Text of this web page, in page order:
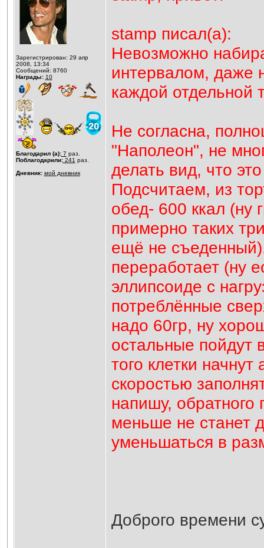
Зарегистрирован: 29 апр
2008, 13:34
Сообщений: 8760
Награды: 10
Благодарил (а):7 раз.
Поблагодарили:241 раз.
Дневник: мой дневник
stamp писал(а):
Невозможно
интервалом, даже
каждой отдельной
Не согласна,
"Наполеон", не
делать вид, что
Подсчитаем, из
обед- 600 ккал (ну
примерно таких
ещё не
переработает (ну
эллипсоиде с
потреблённые
надо 60гр, ну
остальные пойдут
того клетки
скоростью
напишу, обратного
меньше не станет
уменьшаться в
Доброго времени